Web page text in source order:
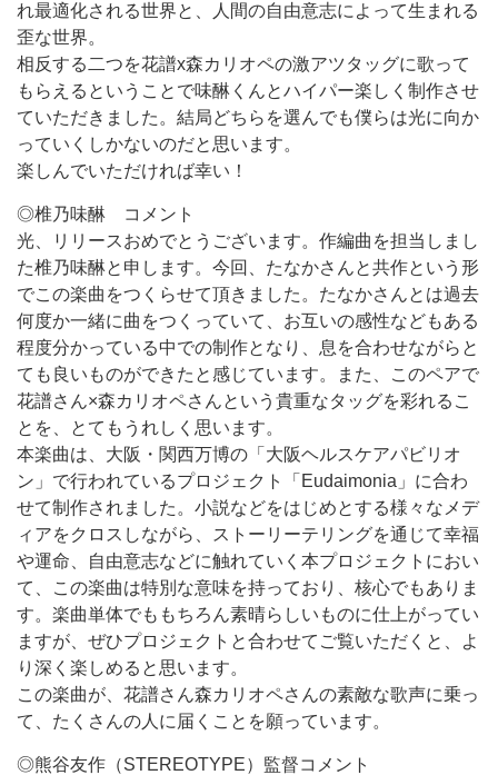
れ最適化される世界と、人間の自由意志によって生まれる
歪な世界。
相反する二つを花譜x森カリオペの激アツタッグに歌って
もらえるということで味醂くんとハイパー楽しく制作させ
ていただきました。結局どちらを選んでも僕らは光に向か
っていくしかないのだと思います。
楽しんでいただければ幸い！
◎椎乃味醂 コメント
光、リリースおめでとうございます。作編曲を担当しまし
た椎乃味醂と申します。今回、たなかさんと共作という形
でこの楽曲をつくらせて頂きました。たなかさんとは過去
何度か一緒に曲をつくっていて、お互いの感性などもある
程度分かっている中での制作となり、息を合わせながらと
ても良いものができたと感じています。また、このペアで
花譜さん×森カリオペさんという貴重なタッグを彩れるこ
とを、とてもうれしく思います。
本楽曲は、大阪・関西万博の「大阪ヘルスケアパビリオ
ン」で行われているプロジェクト「Eudaimonia」に合わ
せて制作されました。小説などをはじめとする様々なメデ
ィアをクロスしながら、ストーリーテリングを通じて幸福
や運命、自由意志などに触れていく本プロジェクトにおい
て、この楽曲は特別な意味を持っており、核心でもありま
す。楽曲単体でももちろん素晴らしいものに仕上がってい
ますが、ぜひプロジェクトと合わせてご覧いただくと、よ
り深く楽しめると思います。
この楽曲が、花譜さん森カリオペさんの素敵な歌声に乗っ
て、たくさんの人に届くことを願っています。
◎熊谷友作（STEREOTYPE）監督コメント